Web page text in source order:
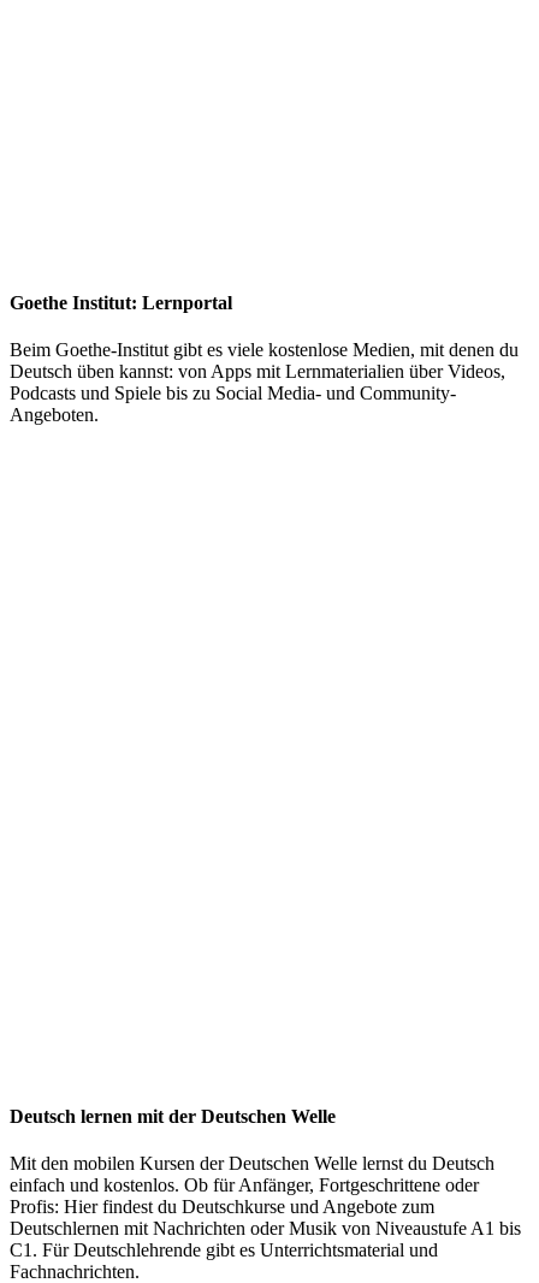
Goethe Institut: Lernportal
Beim Goethe-Institut gibt es viele kostenlose Medien, mit denen du
Deutsch üben kannst: von Apps mit Lernmaterialien über Videos,
Podcasts und Spiele bis zu Social Media- und Community-
Angeboten.
Deutsch lernen mit der Deutschen Welle
Mit den mobilen Kursen der Deutschen Welle lernst du Deutsch
einfach und kostenlos. Ob für Anfänger, Fortgeschrittene oder
Profis: Hier findest du Deutschkurse und Angebote zum
Deutschlernen mit Nachrichten oder Musik von Niveaustufe A1 bis
C1. Für Deutschlehrende gibt es Unterrichtsmaterial und
Fachnachrichten.